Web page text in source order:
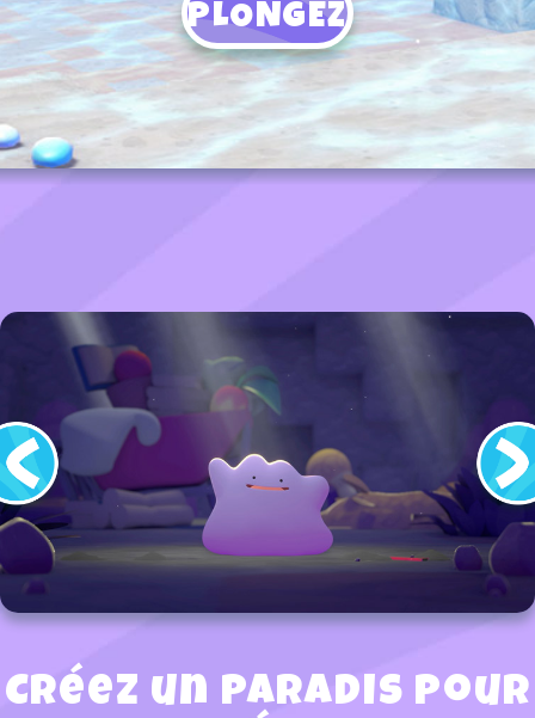
PLONGEZ
Créez un paradis pour